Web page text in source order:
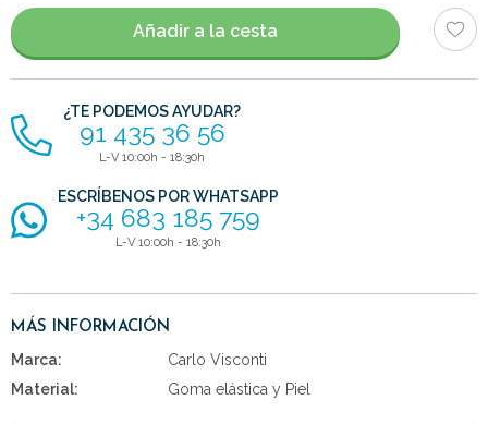
artículos
Añadir a la cesta
¿TE PODEMOS AYUDAR?
91 435 36 56
L-V 10:00h - 18:30h
ESCRÍBENOS POR WHATSAPP
+34 683 185 759
L-V 10:00h - 18:30h
MÁS INFORMACIÓN
Marca:
Carlo Visconti
Material:
Goma elástica y Piel